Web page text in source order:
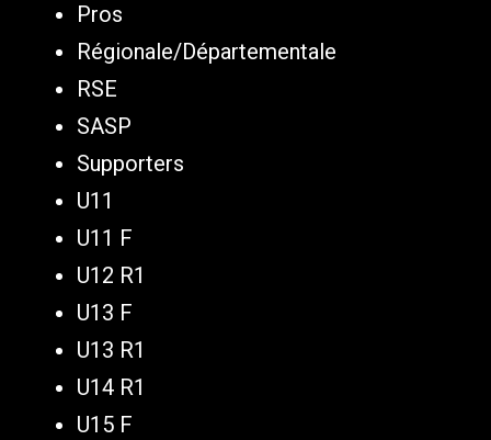
Pros
Régionale/Départementale
RSE
SASP
Supporters
U11
U11 F
U12 R1
U13 F
U13 R1
U14 R1
U15 F